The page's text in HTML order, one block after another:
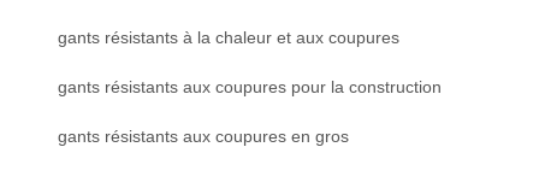
gants résistants à la chaleur et aux coupures
gants résistants aux coupures pour la construction
gants résistants aux coupures en gros